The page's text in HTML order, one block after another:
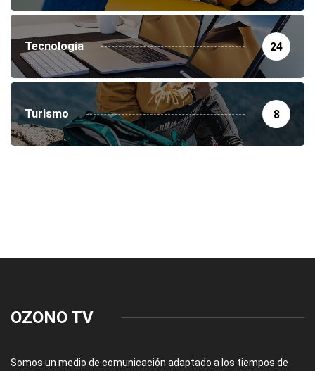
Tecnología 24
Turismo 8
OZONO TV
Somos un medio de comunicación adaptado a los tiempos de